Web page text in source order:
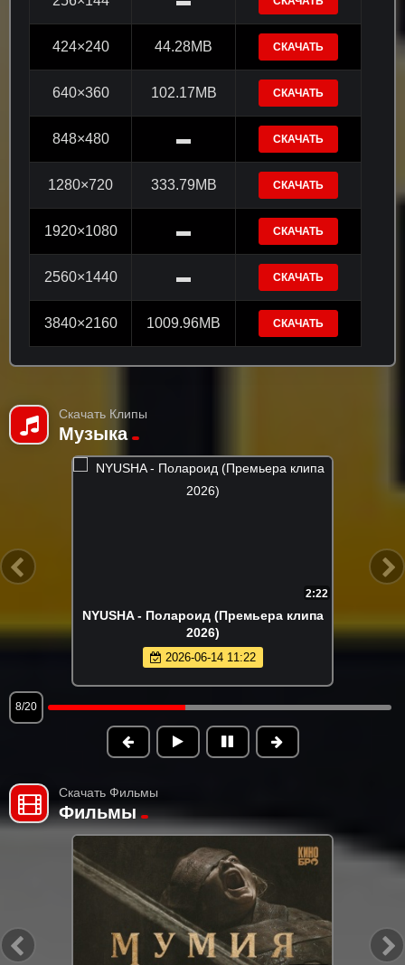
424×240 44.28MB СКАЧАТЬ
640×360 102.17MB СКАЧАТЬ
848×480 ▬ СКАЧАТЬ
1280×720 333.79MB СКАЧАТЬ
1920×1080 ▬ СКАЧАТЬ
2560×1440 ▬ СКАЧАТЬ
3840×2160 1009.96MB СКАЧАТЬ
Скачать Клипы
Музыка
2:22
NYUSHA - Полароид (Премьера клипа
2026)
2026-06-14 11:22
8/20
Скачать Фильмы
Фильмы